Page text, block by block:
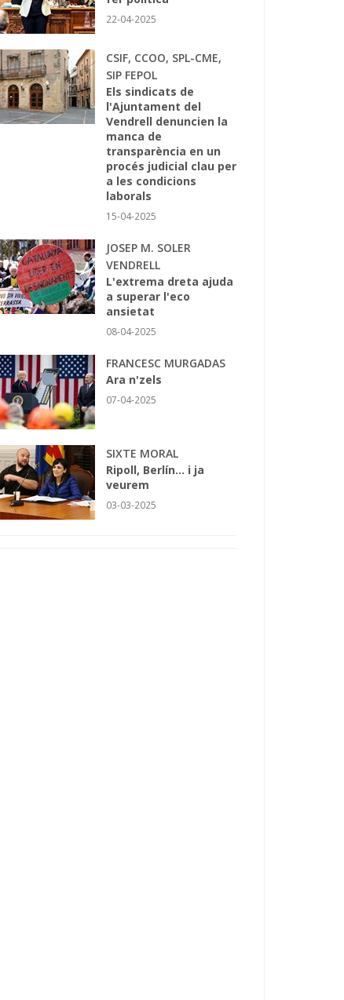
22-04-2025
CSIF, CCOO, SPL-CME,
SIP FEPOL
Els sindicats de
l'Ajuntament del
Vendrell denuncien la
manca de
transparència en un
procés judicial clau per
a les condicions
laborals
15-04-2025
JOSEP M. SOLER
VENDRELL
L'extrema dreta ajuda
a superar l'eco
ansietat
08-04-2025
FRANCESC MURGADAS
Ara n'zels
07-04-2025
SIXTE MORAL
Ripoll, Berlín... i ja
veurem
03-03-2025